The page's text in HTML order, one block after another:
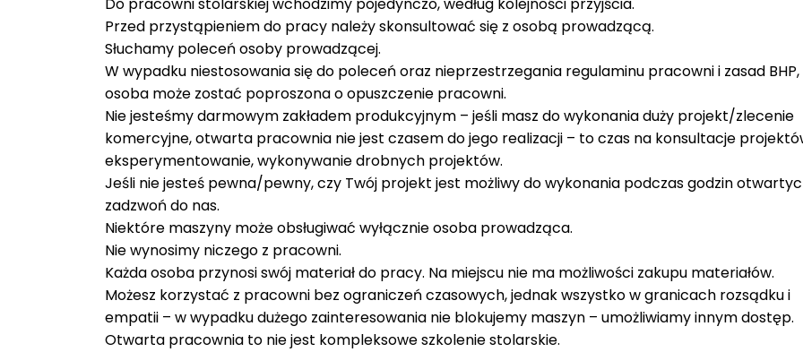
Do pracowni stolarskiej wchodzimy pojedynczo, według kolejności przyjścia.
Przed przystąpieniem do pracy należy skonsultować się z osobą prowadzącą.
Słuchamy poleceń osoby prowadzącej.
W wypadku niestosowania się do poleceń oraz nieprzestrzegania regulaminu pracowni i zasad BHP,
osoba może zostać poproszona o opuszczenie pracowni.
Nie jesteśmy darmowym zakładem produkcyjnym – jeśli masz do wykonania duży projekt/zlecenie
komercyjne, otwarta pracownia nie jest czasem do jego realizacji – to czas na konsultacje
eksperymentowanie, wykonywanie drobnych projektów.
Jeśli nie jesteś pewna/pewny, czy Twój projekt jest możliwy do wykonania podczas godzin
zadzwoń do nas.
Niektóre maszyny może obsługiwać wyłącznie osoba prowadząca.
Nie wynosimy niczego z pracowni.
Każda osoba przynosi swój materiał do pracy. Na miejscu nie ma możliwości zakupu materiałów.
Możesz korzystać z pracowni bez ograniczeń czasowych, jednak wszystko w granicach rozsądku i
empatii – w wypadku dużego zainteresowania nie blokujemy maszyn – umożliwiamy innym dostęp.
Otwarta pracownia to nie jest kompleksowe szkolenie stolarskie.